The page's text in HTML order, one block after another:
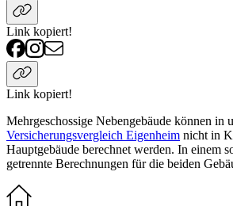
Link kopiert!
Link kopiert!
Mehrgeschossige Nebengebäude können in
Versicherungsvergleich Eigenheim nicht in
Hauptgebäude berechnet werden. In einem
getrennte Berechnungen für die beiden